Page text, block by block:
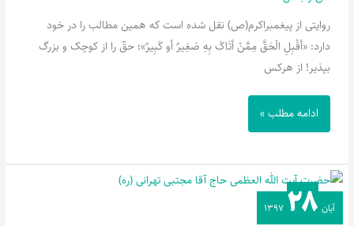
روایتی از پیغمبراکرم(ص) نقل شده است که همین مطالب را در خود
دارد: «أقْبِلِ الْحَقَّ مِمَّنْ أتَاکَ بِهِ صَغِیرٌ أو کَبِیرٌ»؛ حقّ را از کوچک و بزرگ
بپذیر! از هرکس
ادامه مطلب »
آبان ۲۸ ۱۳۹۷
فهم
حقّ